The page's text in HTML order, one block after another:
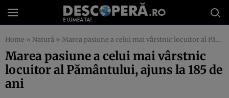
Home » Natură » Marea pasiune a celui mai vârstnic locuitor al Pământului, ajuns la 185 de ani
Marea pasiune a celui mai vârstnic
locuitor al Pământului, ajuns la 185 de
ani